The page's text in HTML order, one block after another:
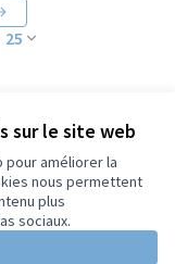
sur le site web
pour améliorer la
nous permettent
plus
sociaux.
25